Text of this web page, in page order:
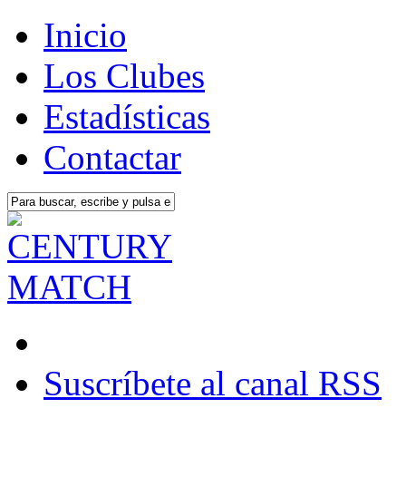
Inicio
Los Clubes
Estadísticas
Contactar
Suscríbete al canal RSS